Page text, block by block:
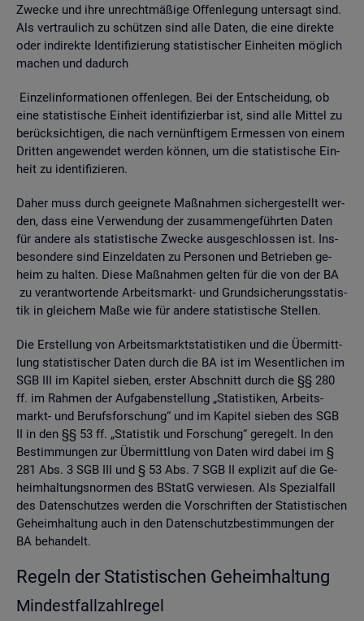
Zwe­cke und ihre un­recht­mä­ßi­ge Of­fen­le­gung un­ter­sagt sind.
Als ver­trau­lich zu schüt­zen sind alle Daten, die eine di­rek­te
oder in­di­rek­te Iden­ti­fi­zie­rung sta­tis­ti­scher Ein­hei­ten mög­lich
ma­chen und da­durch
Ein­zel­in­for­ma­tio­nen of­fen­le­gen. Bei der Ent­schei­dung, ob
eine sta­tis­ti­sche Ein­heit iden­ti­fi­zier­bar ist, sind alle Mit­tel zu
be­rück­sich­ti­gen, die nach ver­nünf­ti­gem Er­mes­sen von einem
Drit­ten an­ge­wen­det wer­den kön­nen, um die sta­tis­ti­sche Ein­
heit zu iden­ti­fi­zie­ren.
Daher muss durch ge­eig­ne­te Maß­nah­men si­cher­ge­stellt wer­
den, dass eine Ver­wen­dung der zu­sam­men­ge­führ­ten Daten
für an­de­re als sta­tis­ti­sche Zwe­cke aus­ge­schlos­sen ist. Ins­
be­son­de­re sind Ein­zel­da­ten zu Per­so­nen und Be­trie­ben ge­
heim zu hal­ten. Diese Maß­nah­men gel­ten für die von der BA
zu ver­ant­wor­ten­de Ar­beits­markt- und Grund­si­che­rungs­sta­tis­
tik in glei­chem Maße wie für an­de­re sta­tis­ti­sche Stel­len.
Die Er­stel­lung von Ar­beits­markt­sta­tis­ti­ken und die Über­mitt­
lung sta­tis­ti­scher Daten durch die BA ist im We­sent­li­chen im
SGB III im Ka­pi­tel sie­ben, ers­ter Ab­schnitt durch die §§ 280
ff. im Rah­men der Auf­ga­ben­stel­lung „Sta­tis­ti­ken, Ar­beits­
markt- und Be­rufs­for­schung“ und im Ka­pi­tel sie­ben des SGB
II in den §§ 53 ff. „Sta­tis­tik und For­schung“ ge­re­gelt. In den
Be­stim­mun­gen zur Über­mitt­lung von Daten wird dabei im §
281 Abs. 3 SGB III und § 53 Abs. 7 SGB II ex­pli­zit auf die Ge­
heim­hal­tungs­nor­men des BStatG ver­wie­sen. Als Spe­zi­al­fall
des Da­ten­schut­zes wer­den die Vor­schrif­ten der Sta­tis­ti­schen
Ge­heim­hal­tung auch in den Da­ten­schutz­be­stim­mun­gen der
BA be­han­delt.
Re­geln der Sta­tis­ti­schen Ge­heim­hal­tung
Min­dest­fall­zahl­re­gel